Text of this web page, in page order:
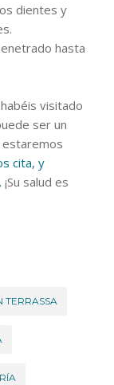
dientes y
hasta
visitado
ser un
estaremos
cita, y
¡Su salud es
TERRASSA